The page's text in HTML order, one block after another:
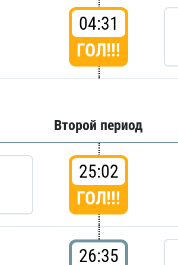
04:31
ГОЛ!!!
Второй период
25:02
ГОЛ!!!
26:35